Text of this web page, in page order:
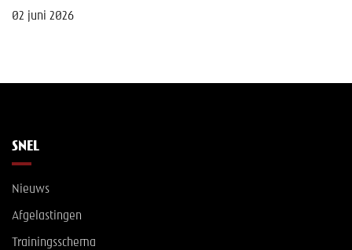
02 juni 2026
SNEL
Nieuws
Afgelastingen
Trainingsschema